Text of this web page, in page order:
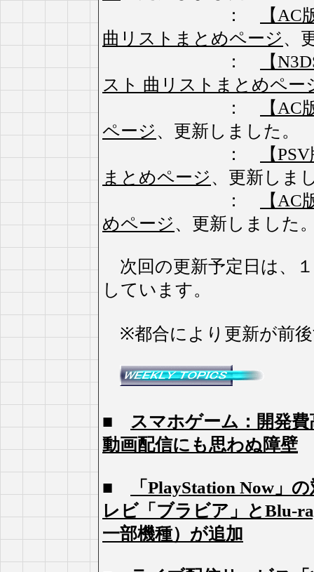
：
【AC
曲リストまとめページ、
：
【
スト 曲リストまとめペー
：
【
ページ、更新しました。
：
【
まとめページ、更新しま
：
【AC
めページ、更新しました
次回の更新予定日は、
しています。
※都合により更新が前
■ スマホゲーム：開発
動画配信にも思わぬ障壁
■
「PlayStation Now」
レビ「ブラビア」とBlu-
一部機種）が追加